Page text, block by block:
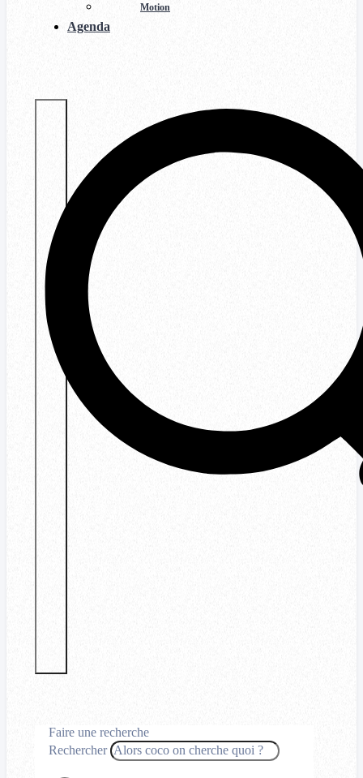
Motion
Agenda
Faire une recherche
Rechercher